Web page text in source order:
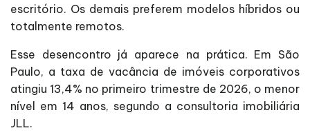
escritório. Os demais preferem modelos híbridos ou
totalmente remotos.
Esse desencontro já aparece na prática. Em São
Paulo, a taxa de vacância de imóveis corporativos
atingiu 13,4% no primeiro trimestre de 2026, o menor
nível em 14 anos, segundo a consultoria imobiliária
JLL.